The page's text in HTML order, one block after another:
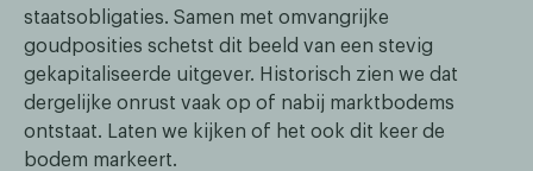
staatsobligaties. Samen met omvangrijke
goudposities schetst dit beeld van een stevig
gekapitaliseerde uitgever. Historisch zien we dat
dergelijke onrust vaak op of nabij marktbodems
ontstaat. Laten we kijken of het ook dit keer de
bodem markeert.